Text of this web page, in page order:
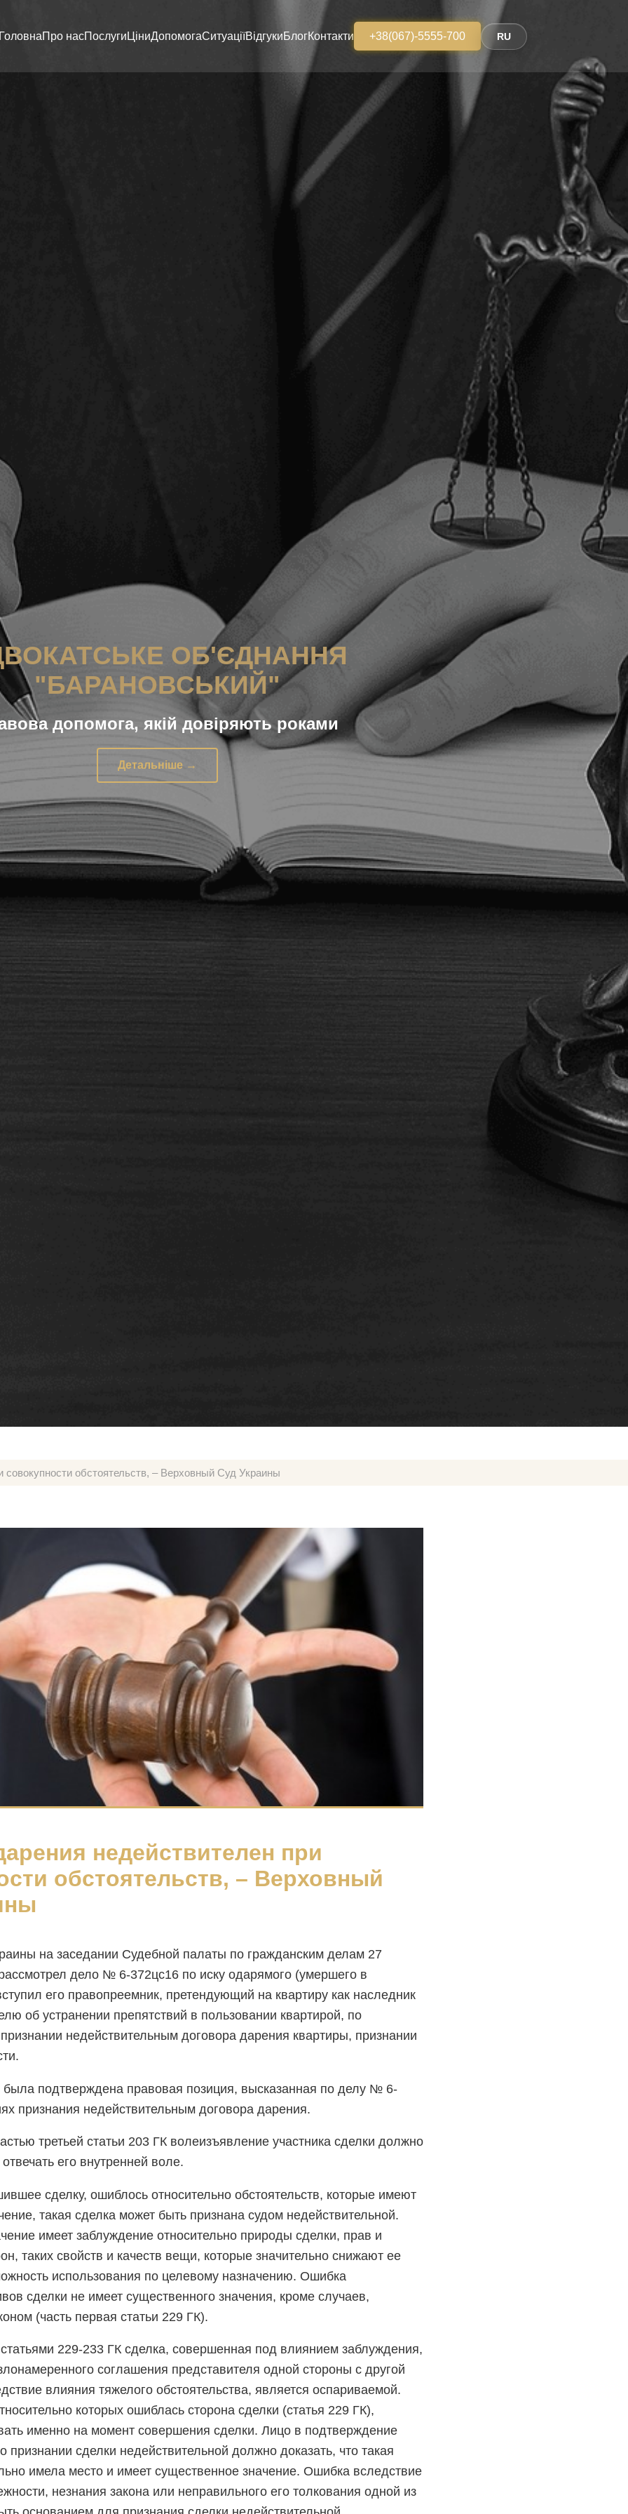
Про насПослуги ЦіниДопомогаСитуаціїВідгукиБлогКонтакти +38(067)-5555-700 RU
ОБ'ЄДНАННЯ
"БАРАНОВСЬКИЙ"
допомога, якій довіряють роками
Детальніше →
совокупности обстоятельств, – Верховный Суд Украины
недействителен при
обстоятельств, – Верховный
на заседании Судебной палаты по гражданским делам 27
дело № 6-372цс16 по иску одарямого (умершего в
его правопреемник, претендующий на квартиру как наследник
об устранении препятствий в пользовании квартирой, по
недействительным договора дарения квартиры, признании
подтверждена правовая позиция, высказанная по делу № 6-
признания недействительным договора дарения.
третьей статьи 203 ГК волеизъявление участника сделки должно
его внутренней воле.
сделку, ошиблось относительно обстоятельств, которые имеют
такая сделка может быть признана судом недействительной.
имеет заблуждение относительно природы сделки, прав и
таких свойств и качеств вещи, которые значительно снижают ее
использования по целевому назначению. Ошибка
сделки не имеет существенного значения, кроме случаев,
(часть первая статьи 229 ГК).
статьями 229-233 ГК сделка, совершенная под влиянием заблуждения,
соглашения представителя одной стороны с другой
влияния тяжелого обстоятельства, является оспариваемой.
которых ошиблась сторона сделки (статья 229 ГК),
именно на момент совершения сделки. Лицо в подтверждение
признании сделки недействительной должно доказать, что такая
имела место и имеет существенное значение. Ошибка вследствие
незнания закона или неправильного его толкования одной из